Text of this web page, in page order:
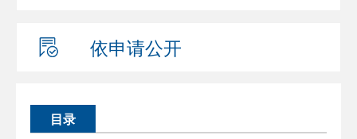
依申请公开
目录